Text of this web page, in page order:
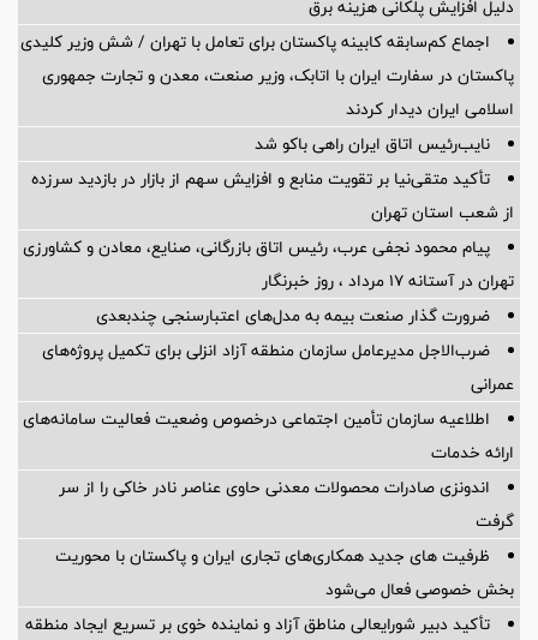
دلیل افزایش پلکانی هزینه برق
اجماع کم‌سابقه کابینه پاکستان برای تعامل با تهران / شش وزیر کلیدی
پاکستان در سفارت ایران با اتابک، وزیر صنعت، معدن و تجارت جمهوری
اسلامی ایران دیدار کردند
نایب‌رئیس اتاق ایران راهی باکو شد
تأکید متقی‌نیا بر تقویت منابع و افزایش سهم از بازار در بازدید سرزده
از شعب استان تهران
پیام محمود نجفی عرب، رئیس اتاق بازرگانی، صنایع، معادن و کشاورزی
تهران در آستانه 17 مرداد ، روز خبرنگار
ضرورت گذار صنعت بیمه به مدل‌های اعتبارسنجی چندبعدی
ضرب‌الاجل مدیرعامل سازمان منطقه آزاد انزلی برای تكمیل پروژه‌های
عمرانی
اطلاعیه سازمان تأمین اجتماعی درخصوص وضعیت فعالیت سامانه‌های
ارائه خدمات
اندونزی صادرات محصولات معدنی حاوی عناصر نادر خاکی را از سر
گرفت
ظرفیت های جدید همکاری‌های تجاری ایران و پاکستان با محوریت
بخش خصوصی فعال می‌شود
تأکید دبیر شورایعالی مناطق آزاد و نماینده خوی بر تسریع ایجاد منطقه